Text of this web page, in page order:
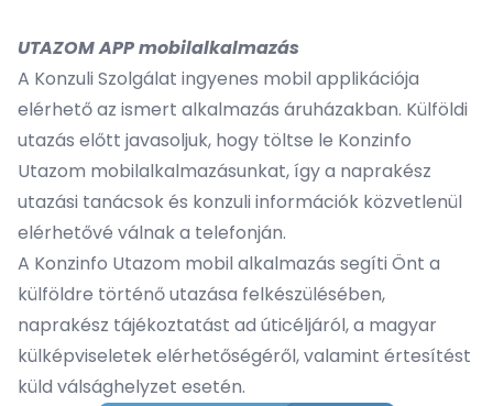
UTAZOM APP mobilalkalmazás
A Konzuli Szolgálat ingyenes mobil applikációja
elérhető az ismert alkalmazás áruházakban. Külföldi
utazás előtt javasoljuk, hogy töltse le Konzinfo
Utazom mobilalkalmazásunkat, így a naprakész
utazási tanácsok és konzuli információk közvetlenül
elérhetővé válnak a telefonján.
A Konzinfo Utazom mobil alkalmazás segíti Önt a
külföldre történő utazása felkészülésében,
naprakész tájékoztatást ad úticéljáról, a magyar
külképviseletek elérhetőségéről, valamint értesítést
küld válsághelyzet esetén.